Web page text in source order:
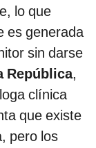
lo que
es generada
sin darse
República,
clínica
que existe
pero los